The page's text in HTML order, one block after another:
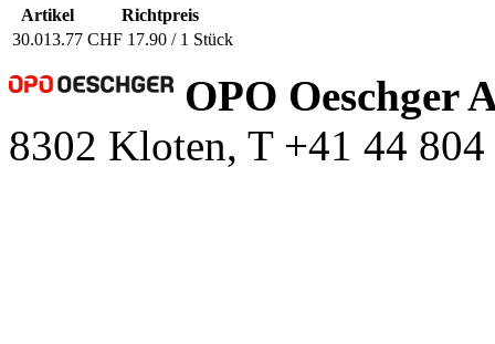
Artikel
Richtpreis
30.013.77 CHF 17.90 / 1 Stück
OPO Oeschger
8302 Kloten, T +41 44